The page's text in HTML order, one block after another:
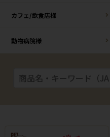
カフェ/飲食店様
動物病院様